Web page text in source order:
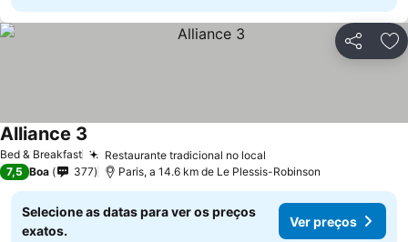
Partilhar
Bed & Breakfast Restaurante tradicional no local
Alliance 3
7,5 Boa 377 Paris, a 14.6 km de Le Plessis-Robinson
Selecione as datas para ver os preços
exatos.
Ver preços